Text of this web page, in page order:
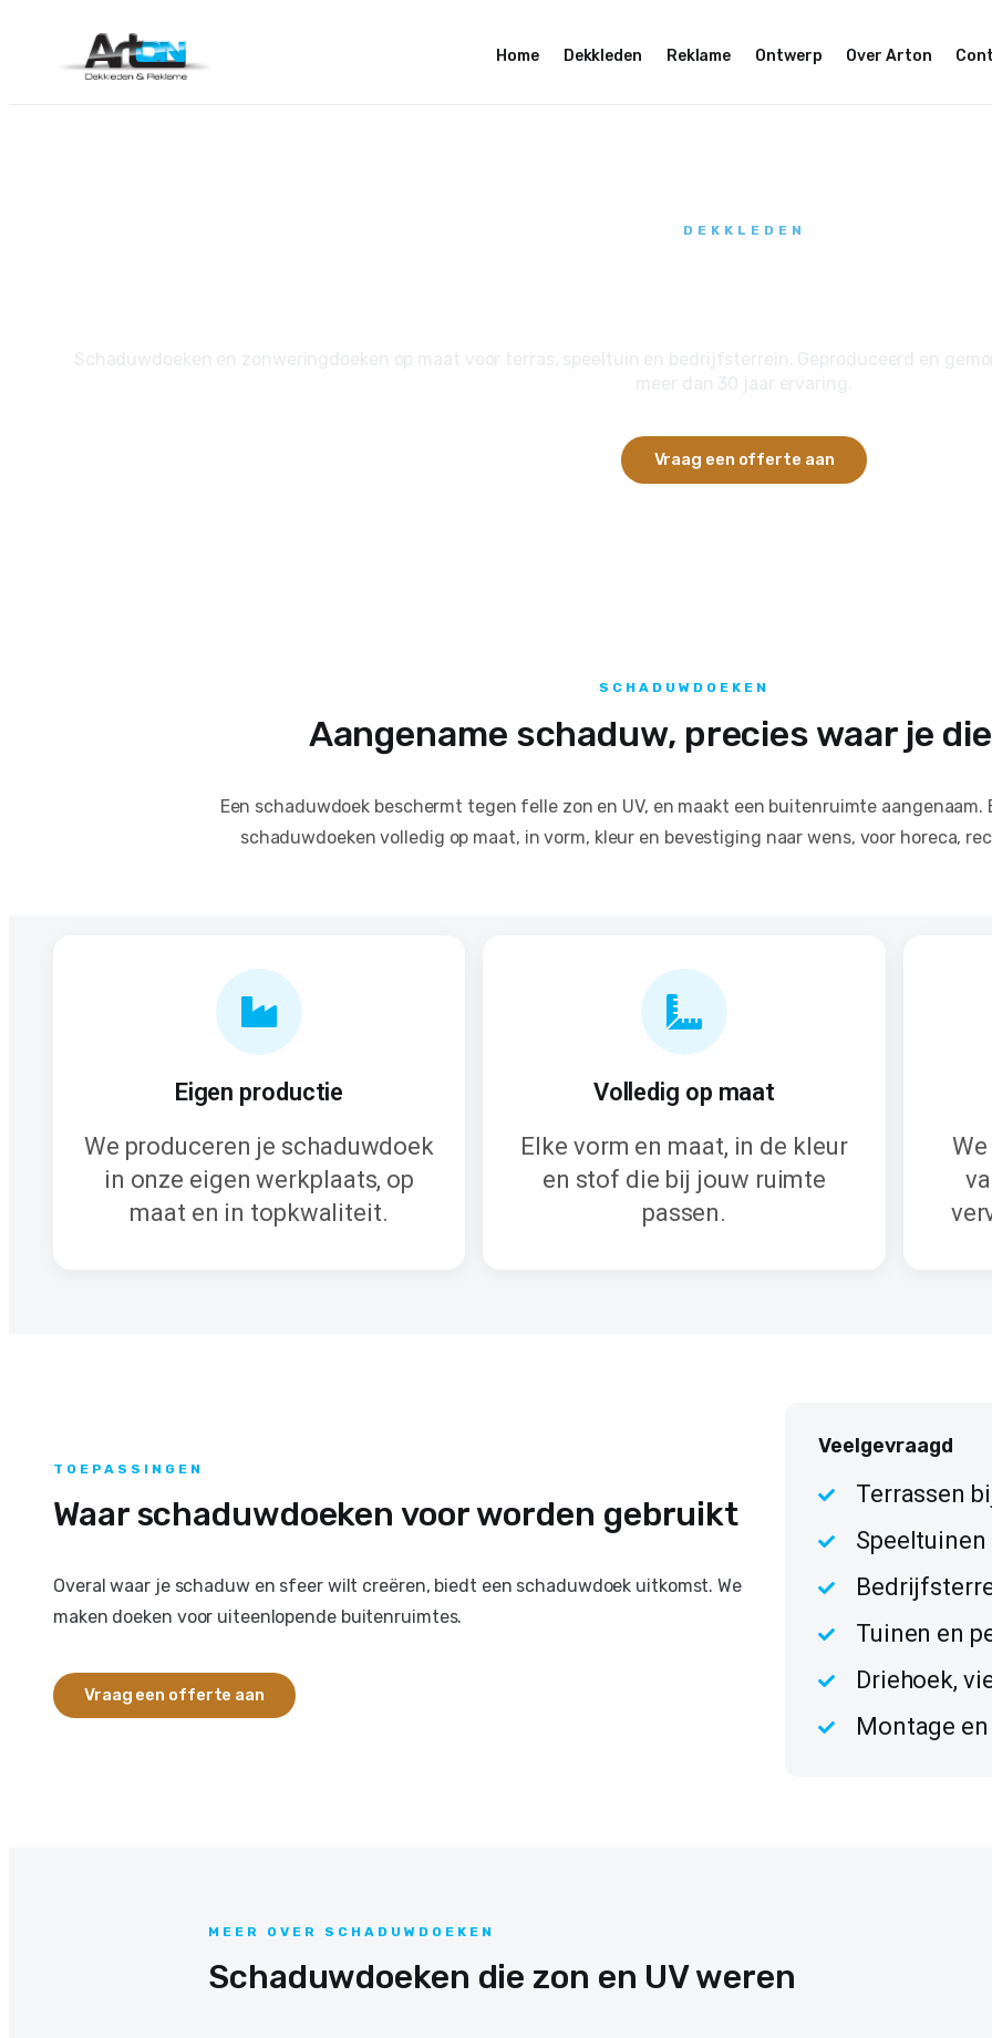
Home Dekkleden Reklame Ontwerp Over Arton
DEKKLEDEN
Vraag een offerte aan
SCHADUWDOEKEN
Aangename schaduw, precies waar je
Een schaduwdoek beschermt tegen felle zon en UV, en maakt een buitenruimte aangenaam.
schaduwdoeken volledig op maat, in vorm, kleur en bevestiging naar wens, voor horeca,
Eigen productie
We produceren je schaduwdoek
in onze eigen werkplaats, op
maat en in topkwaliteit.
Volledig op maat
Elke vorm en maat, in de kleur
en stof die bij jouw ruimte
passen.
TOEPASSINGEN
Waar schaduwdoeken voor worden gebruikt
Overal waar je schaduw en sfeer wilt creëren, biedt een schaduwdoek uitkomst. We
maken doeken voor uiteenlopende buitenruimtes.
Vraag een offerte aan
Veelgevraagd
Terrassen
Tuinen en
Driehoek,
Montage
MEER OVER SCHADUWDOEKEN
Schaduwdoeken die zon en UV weren